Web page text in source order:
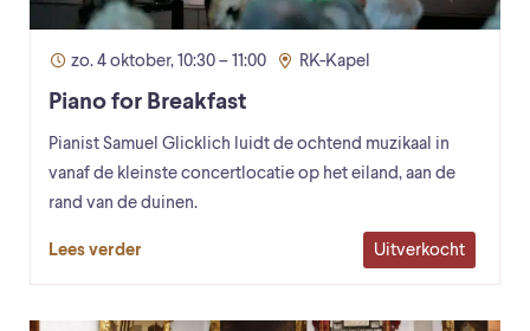
zo. 4 oktober, 10:30 – 11:00 RK-Kapel
Piano for Breakfast
Pianist Samuel Glicklich luidt de ochtend muzikaal in
vanaf de kleinste concertlocatie op het eiland, aan de
rand van de duinen.
Lees verder Uitverkocht